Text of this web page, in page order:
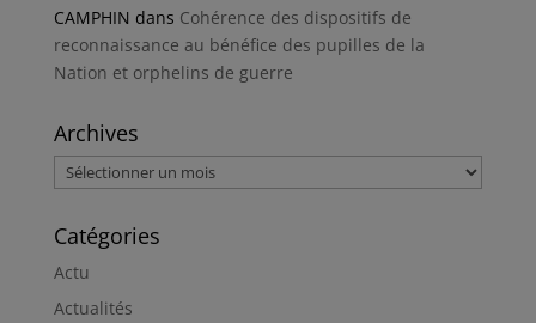
CAMPHIN dans Cohérence des dispositifs de
reconnaissance au bénéfice des pupilles de la
Nation et orphelins de guerre
Archives
Archives
Catégories
Actu
Actualités